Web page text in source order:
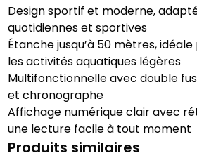
Design sportif et moderne,
quotidiennes et sportives
Étanche jusqu’à 50 mètres,
les activités aquatiques légères
Multifonctionnelle avec double
et chronographe
Affichage numérique clair avec
une lecture facile à tout moment
Produits similaires